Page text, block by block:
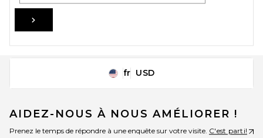
Change Country Regions
fr USD
AIDEZ-NOUS À NOUS AMÉLIORER !
Prenez le temps de répondre à une enquête sur votre visite. C'est parti!